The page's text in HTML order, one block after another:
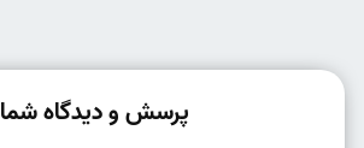
پرسش و دیدگاه شما